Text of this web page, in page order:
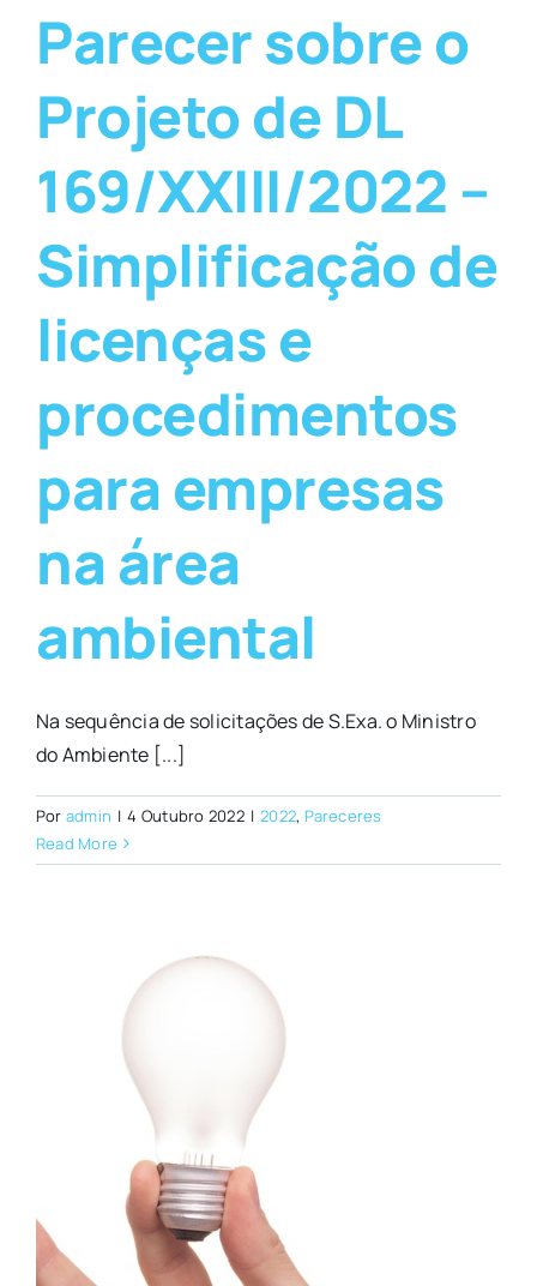
Parecer sobre o
Projeto de DL
169/XXIII/2022 –
Simplificação de
licenças e
procedimentos
para empresas
na área
ambiental
Na sequência de solicitações de S.Exa. o Ministro
do Ambiente [...]
Por admin | 4 Outubro 2022 | 2022, Pareceres
Read More